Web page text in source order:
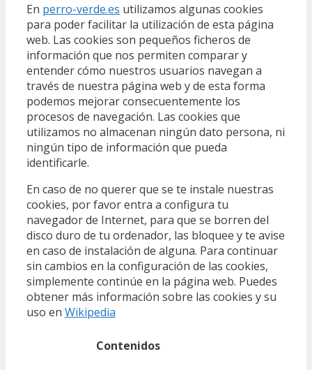
En perro-verde.es utilizamos algunas cookies
para poder facilitar la utilización de esta página
web. Las cookies son pequeños ficheros de
información que nos permiten comparar y
entender cómo nuestros usuarios navegan a
través de nuestra página web y de esta forma
podemos mejorar consecuentemente los
procesos de navegación. Las cookies que
utilizamos no almacenan ningún dato persona, ni
ningún tipo de información que pueda
identificarle.
En caso de no querer que se te instale nuestras
cookies, por favor entra a configura tu
navegador de Internet, para que se borren del
disco duro de tu ordenador, las bloquee y te avise
en caso de instalación de alguna. Para continuar
sin cambios en la configuración de las cookies,
simplemente continúe en la página web. Puedes
obtener más información sobre las cookies y su
uso en Wikipedia
Contenidos